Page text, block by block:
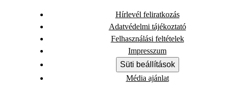
Hírlevél feliratkozás
Adatvédelmi tájékoztató
Felhasználási feltételek
Impresszum
Süti beállítások
Média ajánlat